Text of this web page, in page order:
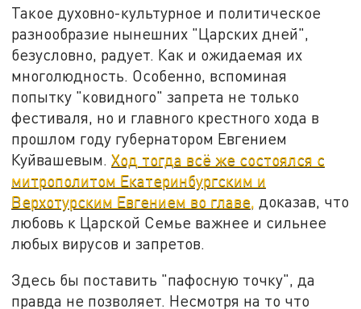
Такое духовно-культурное и политическое
разнообразие нынешних "Царских дней",
безусловно, радует. Как и ожидаемая их
многолюдность. Особенно, вспоминая
попытку "ковидного" запрета не только
фестиваля, но и главного крестного хода в
прошлом году губернатором Евгением
Куйвашевым.Ход тогда всё же состоялся с
митрополитом Екатеринбургским и
Верхотурским Евгением во главе, доказав, что
любовь к Царской Семье важнее и сильнее
любых вирусов и запретов.
Здесь бы поставить "пафосную точку", да
правда не позволяет. Несмотря на то что